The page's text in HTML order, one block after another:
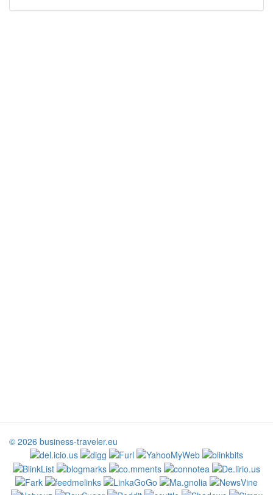
© 2026 business-traveler.eu